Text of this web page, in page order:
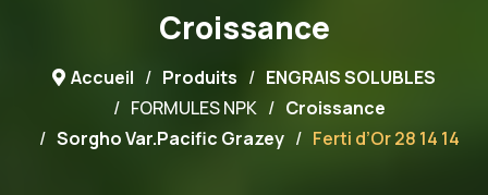
Croissance
Accueil Produits
ENGRAIS SOLUBLES
FORMULES NPK
Croissance
Sorgho Var.Pacific Grazey
Ferti d’Or 28 14 14